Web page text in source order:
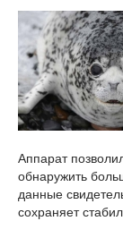
Аппарат
обнаружить
данные
сохраняет